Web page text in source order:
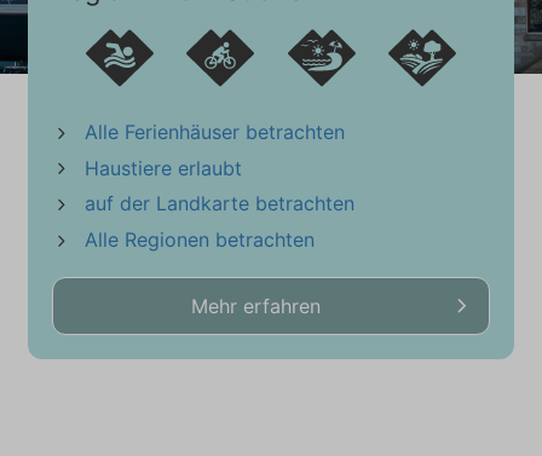
Gartentisch
Gartenstühle (6)
Sauna Infrarot
Lage
In der Nähe vom Strand
Nahe am Meer
Alle Ferienhäuser betrachten
Haustiere erlaubt
auf der Landkarte betrachten
Alle Regionen betrachten
Mehr erfahren